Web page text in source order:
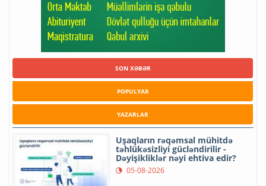
SON XƏBƏR
POPULYAR
YAZARLAR
Uşaqların rəqəmsal mühitdə
təhlükəsizliyi gücləndirilir -
Dəyişikliklər nəyi ehtiva edir?
05-08-2026